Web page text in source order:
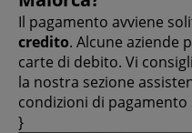
Il pagamento avviene
credito. Alcune aziende
carte di debito. Vi
la nostra sezione
condizioni di pagamento
}